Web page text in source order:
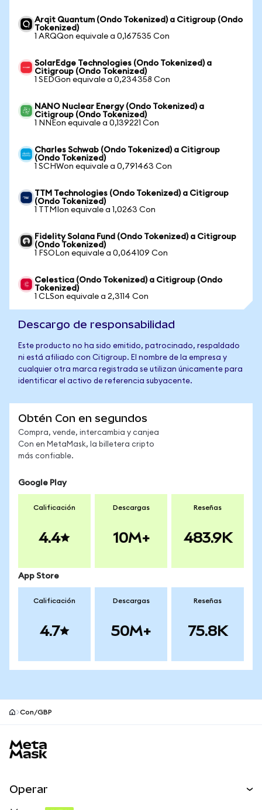
Arqit Quantum (Ondo Tokenized) a Citigroup (Ondo
Tokenized)
1 ARQQon equivale a 0,167535 Con
SolarEdge Technologies (Ondo Tokenized) a
Citigroup (Ondo Tokenized)
1 SEDGon equivale a 0,234358 Con
NANO Nuclear Energy (Ondo Tokenized) a
Citigroup (Ondo Tokenized)
1 NNEon equivale a 0,139221 Con
Charles Schwab (Ondo Tokenized) a Citigroup
(Ondo Tokenized)
1 SCHWon equivale a 0,791463 Con
TTM Technologies (Ondo Tokenized) a Citigroup
(Ondo Tokenized)
1 TTMIon equivale a 1,0263 Con
Fidelity Solana Fund (Ondo Tokenized) a Citigroup
(Ondo Tokenized)
1 FSOLon equivale a 0,064109 Con
Celestica (Ondo Tokenized) a Citigroup (Ondo
Tokenized)
1 CLSon equivale a 2,3114 Con
Descargo de responsabilidad
Este producto no ha sido emitido, patrocinado, respaldado
ni está afiliado con Citigroup. El nombre de la empresa y
cualquier otra marca registrada se utilizan únicamente para
identificar el activo de referencia subyacente.
Obtén Con en segundos
Compra, vende, intercambia y canjea
Con en MetaMask, la billetera cripto
más confiable.
Google Play
Calificación
4.4
Descargas
10M+
Reseñas
483.9K
App Store
Calificación
4.7
Descargas
50M+
Reseñas
75.8K
Con/GBP
Operar